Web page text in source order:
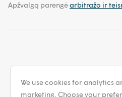
Apžvalgą parengėarbitražo ir
We use cookies for analytics
marketing. Choose your